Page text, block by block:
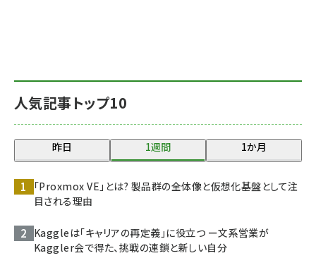
人気記事トップ10
昨日 1週間 1か月
「Proxmox VE」とは? 製品群の全体像と仮想化基盤として注
目される理由
Kaggleは「キャリアの再定義」に役立つ ー文系営業が
Kaggler会で得た、挑戦の連鎖と新しい自分